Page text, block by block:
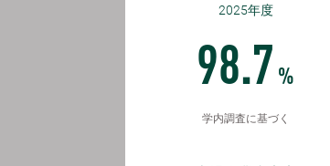
2025年度
98.7 %
学内調査に基づく